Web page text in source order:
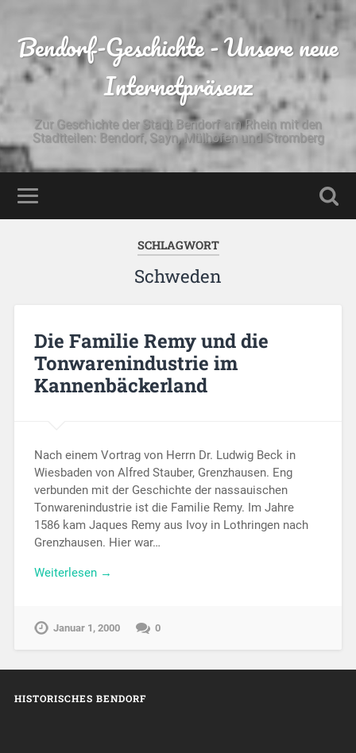
Bendorf-Geschichte - Unsere neue
Internetpräsenz
Zur Geschichte der Stadt Bendorf am Rhein mit den
Stadtteilen: Bendorf, Sayn, Mülhofen und Stromberg
SCHLAGWORT
Schweden
Die Familie Remy und die
Tonwarenindustrie im
Kannenbäckerland
Nach einem Vortrag von Herrn Dr. Ludwig Beck in
Wiesbaden von Alfred Stauber, Grenzhausen. Eng
verbunden mit der Geschichte der nassauischen
Tonwarenindustrie ist die Familie Remy. Im Jahre
1586 kam Jaques Remy aus Ivoy in Lothringen nach
Grenzhausen. Hier war…
Weiterlesen →
Januar 1, 2000 0
HISTORISCHES BENDORF